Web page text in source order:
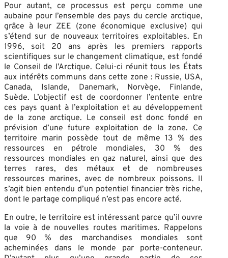
Pour autant, ce processus est perçu comme une
aubaine pour l’ensemble des pays du cercle arctique,
grâce à leur ZEE (zone économique exclusive) qui
s’étend sur de nouveaux territoires exploitables. En
1996, soit 20 ans après les premiers rapports
scientifiques sur le changement climatique, est fondé
le Conseil de l’Arctique. Celui-ci réunit tous les États
aux intérêts communs dans cette zone : Russie, USA,
Canada, Islande, Danemark, Norvège, Finlande,
Suède. L’objectif est de coordonner l’entente entre
ces pays quant à l’exploitation et au développement
de la zone arctique. Le conseil est donc fondé en
prévision d’une future exploitation de la zone. Ce
territoire marin possède tout de même 13 % des
ressources en pétrole mondiales, 30 % des
ressources mondiales en gaz naturel, ainsi que des
terres rares, des métaux et de nombreuses
ressources marines, avec de nombreux poissons. Il
s’agit bien entendu d’un potentiel financier très riche,
dont le partage compliqué n’est pas encore acté.
En outre, le territoire est intéressant parce qu’il ouvre
la voie à de nouvelles routes maritimes. Rappelons
que 90 % des marchandises mondiales sont
acheminées dans le monde par porte-conteneur.